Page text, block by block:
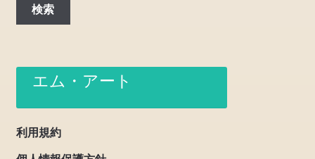
象:
検索
エム・アート
利用規約